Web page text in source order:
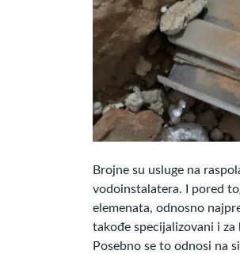
Brojne su usluge na
vodoinstalatera. I pored
elemenata, odnosno
takođe specijalizovani i
Posebno se to odnosi na